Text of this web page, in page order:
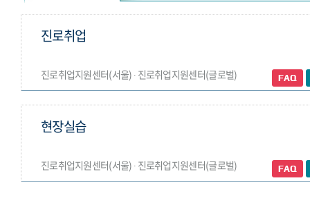
진로취업지원센터(서울) ∙ 진로취업지원센터(글로벌)
진로취업
진로취업지원센터(서울) ∙ 진로취업지원센터(글로벌)
현장실습